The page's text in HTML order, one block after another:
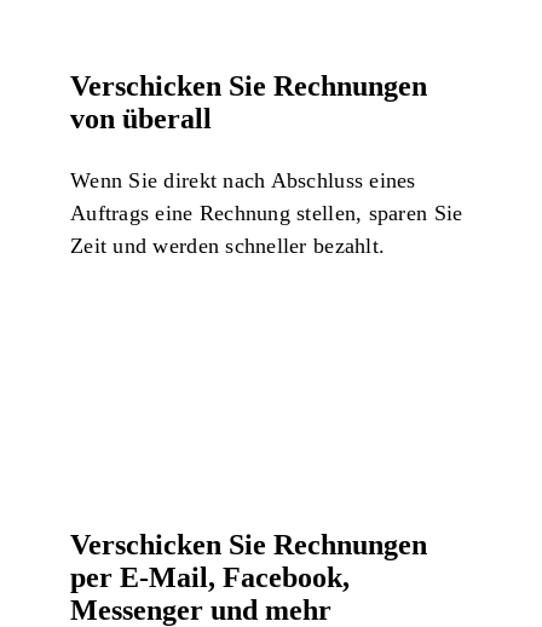
Verschicken Sie Rechnungen
von überall
Wenn Sie direkt nach Abschluss eines
Auftrags eine Rechnung stellen, sparen Sie
Zeit und werden schneller bezahlt.
Verschicken Sie Rechnungen
per E-Mail, Facebook,
Messenger und mehr